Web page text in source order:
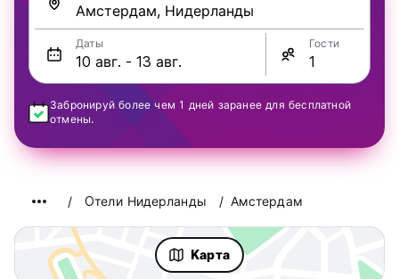
Даты Гости
Забронируй более чем 1 дней заранее для бесплатной
отмены.
Oтели Нидерланды Амстердам
Kарта